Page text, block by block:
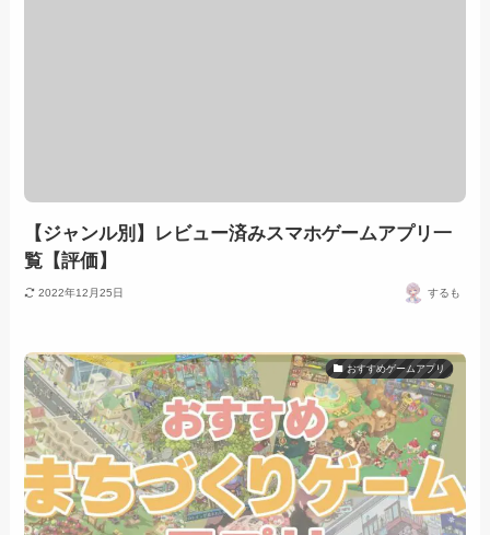
【ジャンル別】レビュー済みスマホゲームアプリ一
覧【評価】
2022年12月25日 するも
おすすめゲームアプリ